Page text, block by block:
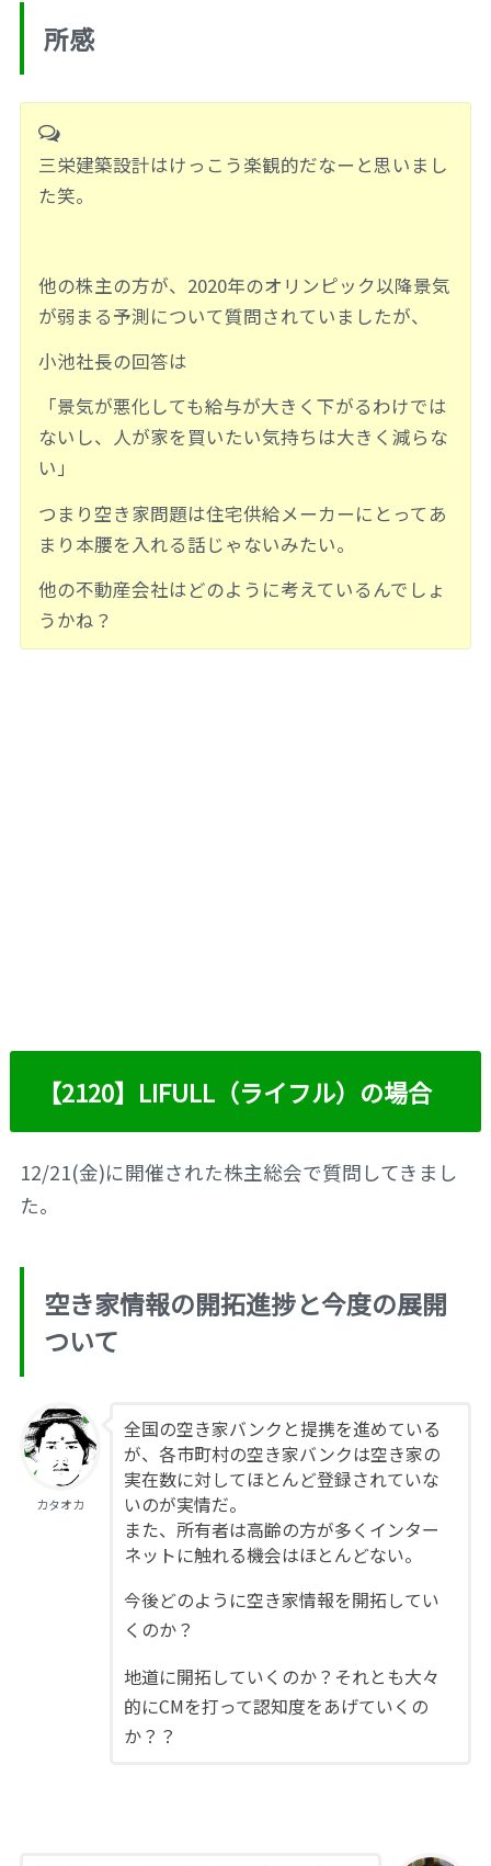
所感
三栄建築設計はけっこう楽観的だなーと思いまし
た笑。
他の株主の方が、2020年のオリンピック以降景気
が弱まる予測について質問されていましたが、
小池社長の回答は
「景気が悪化しても給与が大きく下がるわけでは
ないし、人が家を買いたい気持ちは大きく減らな
い」
つまり空き家問題は住宅供給メーカーにとってあ
まり本腰を入れる話じゃないみたい。
他の不動産会社はどのように考えているんでしょ
うかね？
【2120】LIFULL（ライフル）の場合
12/21(金)に開催された株主総会で質問してきまし
た。
空き家情報の開拓進捗と今度の展開
ついて
カタオカ
全国の空き家バンクと提携を進めている
が、各市町村の空き家バンクは空き家の
実在数に対してほとんど登録されていな
いのが実情だ。
また、所有者は高齢の方が多くインター
ネットに触れる機会はほとんどない。
今後どのように空き家情報を開拓してい
くのか？
地道に開拓していくのか？それとも大々
的にCMを打って認知度をあげていくの
か？？